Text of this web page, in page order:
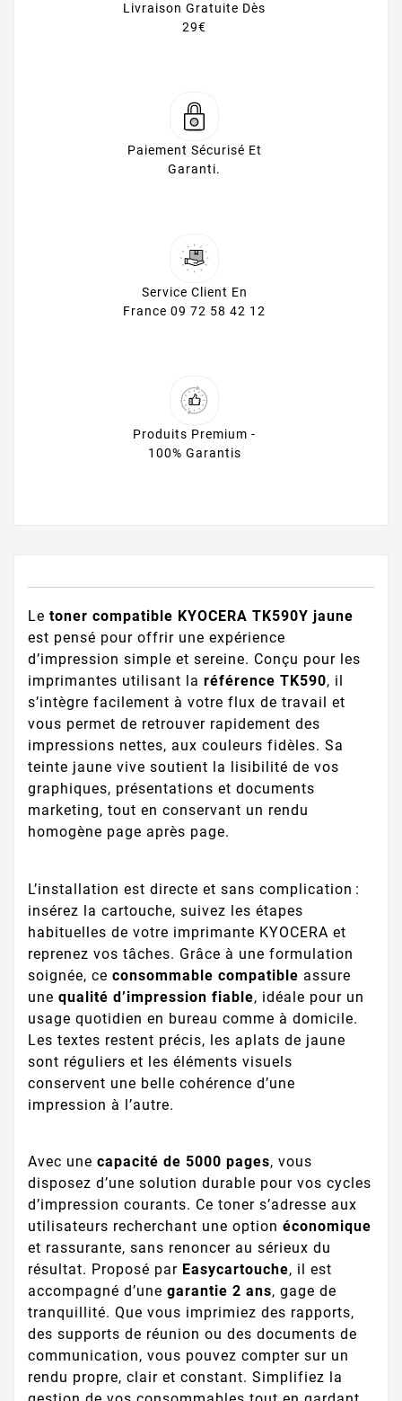
Livraison Gratuite Dès
29€
Paiement Sécurisé Et
Garanti.
Service Client En
France 09 72 58 42 12
Produits Premium -
100% Garantis
Le toner compatible KYOCERA TK590Y jaune
est pensé pour offrir une expérience
d’impression simple et sereine. Conçu pour les
imprimantes utilisant la référence TK590, il
s’intègre facilement à votre flux de travail et
vous permet de retrouver rapidement des
impressions nettes, aux couleurs fidèles. Sa
teinte jaune vive soutient la lisibilité de vos
graphiques, présentations et documents
marketing, tout en conservant un rendu
homogène page après page.
L’installation est directe et sans complication :
insérez la cartouche, suivez les étapes
habituelles de votre imprimante KYOCERA et
reprenez vos tâches. Grâce à une formulation
soignée, ce consommable compatible assure
une qualité d’impression fiable, idéale pour un
usage quotidien en bureau comme à domicile.
Les textes restent précis, les aplats de jaune
sont réguliers et les éléments visuels
conservent une belle cohérence d’une
impression à l’autre.
Avec une capacité de 5000 pages, vous
disposez d’une solution durable pour vos cycles
d’impression courants. Ce toner s’adresse aux
utilisateurs recherchant une option économique
et rassurante, sans renoncer au sérieux du
résultat. Proposé par Easycartouche, il est
accompagné d’une garantie 2 ans, gage de
tranquillité. Que vous imprimiez des rapports,
des supports de réunion ou des documents de
communication, vous pouvez compter sur un
rendu propre, clair et constant. Simplifiez la